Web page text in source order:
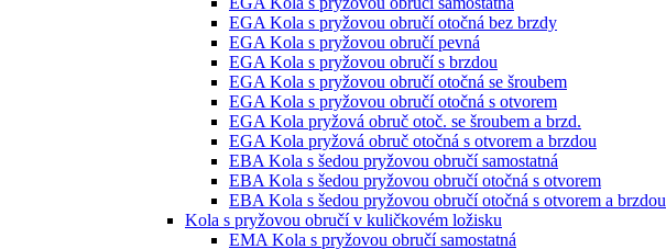
EGA Kola s pryžovou obručí otočná bez brzdy
EGA Kola s pryžovou obručí pevná
EGA Kola s pryžovou obručí s brzdou
EGA Kola s pryžovou obručí otočná se šroubem
EGA Kola s pryžovou obručí otočná s otvorem
EGA Kola pryžová obruč otoč. se šroubem a brzd.
EGA Kola pryžová obruč otočná s otvorem a brzdou
EBA Kola s šedou pryžovou obručí samostatná
EBA Kola s šedou pryžovou obručí otočná s otvorem
EBA Kola s šedou pryžovou obručí otočná s otvorem a brzdou
Kola s pryžovou obručí v kuličkovém ložisku
EMA Kola s pryžovou obručí samostatná